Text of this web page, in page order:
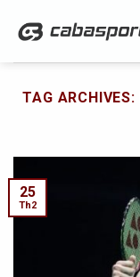
TAG ARCHIVES:
25
Th2